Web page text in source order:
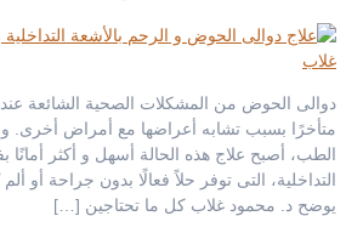
دوالى الحوض من المشكلات الصحية الشائعة عند
متأخرًا بسبب تشابه أعراضها مع أمراض أخرى. و
الطب، أصبح علاج هذه الحالة أسهل و أكثر أمانًا
التداخلية، التى توفر حلاً فعالًا بدون جراحة أو
يوضح د. محمود غلاب كل ما تحتاجين […]